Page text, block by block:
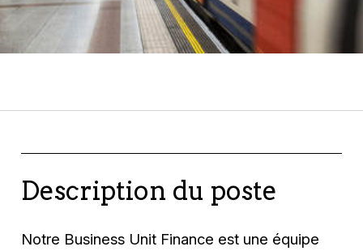
Description du poste
Notre Business Unit Finance est une équipe